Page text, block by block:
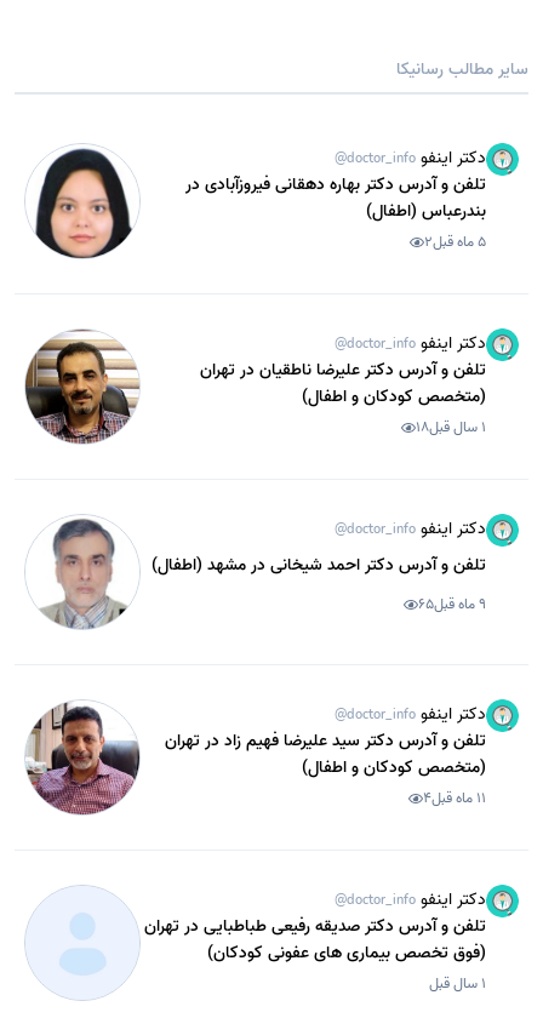
سایر مطالب رسانیکا
دکتر اینفو @doctor_info
تلفن و آدرس دکتر بهاره دهقانی فیروزآبادی در
بندرعباس (اطفال)
5 ماه قبل 2
دکتر اینفو @doctor_info
تلفن و آدرس دکتر علیرضا ناطقیان در تهران
(متخصص کودکان و اطفال)
1 سال قبل 18
دکتر اینفو @doctor_info
تلفن و آدرس دکتر احمد شیخانی در مشهد (اطفال)
9 ماه قبل 65
دکتر اینفو @doctor_info
تلفن و آدرس دکتر سید علیرضا فهیم زاد در تهران
(متخصص کودکان و اطفال)
11 ماه قبل 4
دکتر اینفو @doctor_info
تلفن و آدرس دکتر صدیقه رفیعی طباطبایی در تهران
(فوق تخصص بیماری های عفونی کودکان)
1 سال قبل